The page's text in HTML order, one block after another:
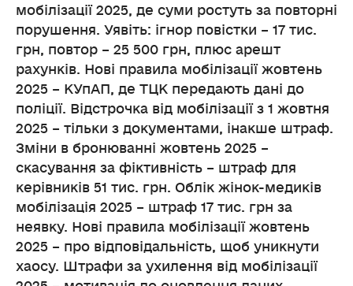
мобілізації 2025, де суми ростуть за повторні
порушення. Уявіть: ігнор повістки – 17 тис.
грн, повтор – 25 500 грн, плюс арешт
рахунків. Нові правила мобілізації жовтень
2025 – КУпАП, де ТЦК передають дані до
поліції. Відстрочка від мобілізації з 1 жовтня
2025 – тільки з документами, інакше штраф.
Зміни в бронюванні жовтень 2025 –
скасування за фіктивність – штраф для
керівників 51 тис. грн. Облік жінок-медиків
мобілізація 2025 – штраф 17 тис. грн за
неявку. Нові правила мобілізації жовтень
2025 – про відповідальність, щоб уникнути
хаосу. Штрафи за ухилення від мобілізації